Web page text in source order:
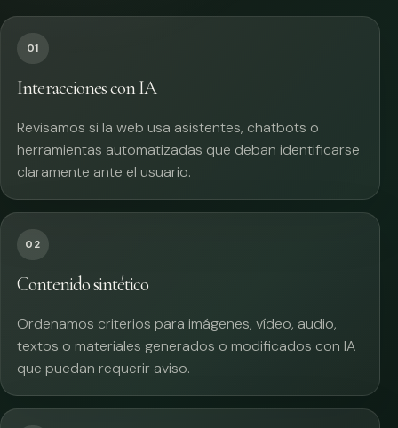
01
Interacciones con IA
Revisamos si la web usa asistentes, chatbots o
herramientas automatizadas que deban identificarse
claramente ante el usuario.
02
Contenido sintético
Ordenamos criterios para imágenes, vídeo, audio,
textos o materiales generados o modificados con IA
que puedan requerir aviso.